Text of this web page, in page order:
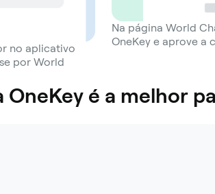
no aplicativo
por World
Na página World
OneKey e aprove a
OneKey é a melhor